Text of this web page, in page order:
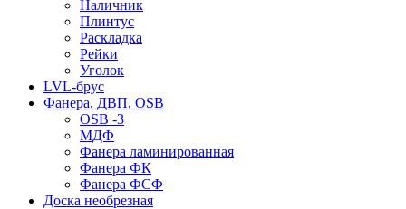
Наличник
Плинтус
Раскладка
Рейки
Уголок
LVL-брус
Фанера, ДВП, OSB
OSB -3
МДФ
Фанера ламинированная
Фанера ФК
Фанера ФСФ
Доска необрезная